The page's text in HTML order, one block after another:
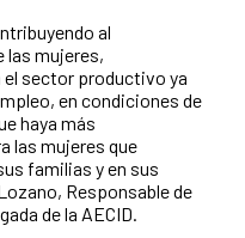
al
las mujeres,
sector productivo ya
en condiciones de
haya más
las mujeres que
familias y en sus
Responsable de
de la AECID.